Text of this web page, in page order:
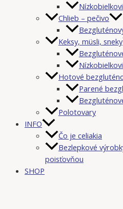
Chlieb – pečivo
Keksy, müsli, sneky
Hotové
Parené
Polotovary
INFO
Čo je celiakia
Bezlepkové
poisťovňou
SHOP